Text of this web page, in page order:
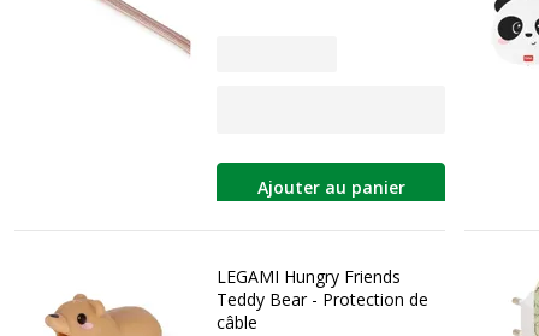
Ajouter au panier
LEGAMI Hungry Friends
Teddy Bear - Protection de
câble